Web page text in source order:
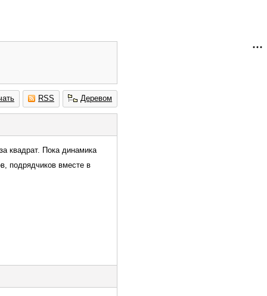
RSS Деревом
квадрат. Пока динамика
подрядчиков вместе в